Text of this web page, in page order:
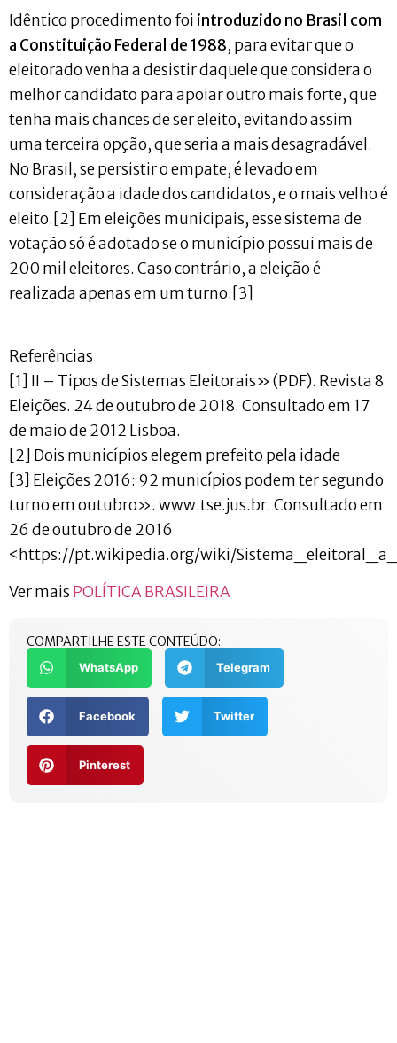
Idêntico procedimento foi introduzido no Brasil com
a Constituição Federal de 1988, para evitar que o
eleitorado venha a desistir daquele que considera o
melhor candidato para apoiar outro mais forte, que
tenha mais chances de ser eleito, evitando assim
uma terceira opção, que seria a mais desagradável.
No Brasil, se persistir o empate, é levado em
consideração a idade dos candidatos, e o mais velho é
eleito.[2] Em eleições municipais, esse sistema de
votação só é adotado se o município possui mais de
200 mil eleitores. Caso contrário, a eleição é
realizada apenas em um turno.[3]
Referências
[1] II – Tipos de Sistemas Eleitorais» (PDF). Revista 8
Eleições. 24 de outubro de 2018. Consultado em 17
de maio de 2012 Lisboa.
[2] Dois municípios elegem prefeito pela idade
[3] Eleições 2016: 92 municípios podem ter segundo
turno em outubro». www.tse.jus.br. Consultado em
26 de outubro de 2016
<https://pt.wikipedia.org/wiki/
Ver mais POLÍTICA BRASILEIRA
COMPARTILHE ESTE CONTEÚDO:
WhatsApp Telegram
Facebook Twitter
Pinterest